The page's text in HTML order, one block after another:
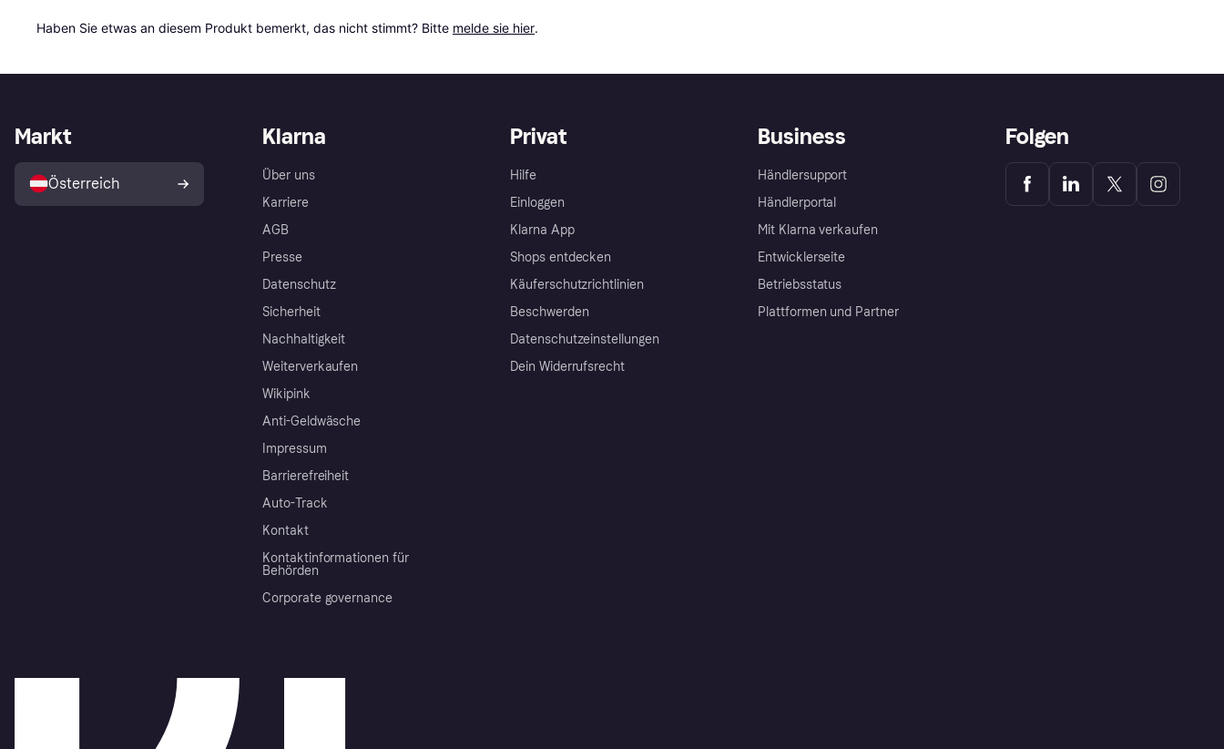
Haben Sie etwas an diesem Produkt bemerkt, das nicht stimmt? Bitte melde sie hier.
Klarna
Über uns
Karriere
AGB
Presse
Datenschutz
Sicherheit
Nachhaltigkeit
Weiterverkaufen
Wikipink
Anti-Geldwäsche
Impressum
Barrierefreiheit
Auto-Track
Kontakt
Kontaktinformationen für
Behörden
Corporate governance
Privat
Hilfe
Einloggen
Klarna App
Shops entdecken
Käuferschutzrichtlinien
Beschwerden
Datenschutzeinstellungen
Dein Widerrufsrecht
Business
Händlersupport
Händlerportal
Mit Klarna verkaufen
Entwicklerseite
Betriebsstatus
Plattformen und Partner
Markt
Österreich
Folgen